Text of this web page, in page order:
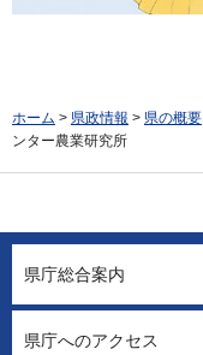
ホーム > 県政情報 > 県の概要
ンター農業研究所
県庁総合案内
県庁へのアクセス